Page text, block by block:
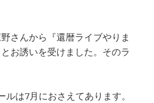
さんから『還暦ライブやりま
お誘いを受けました。そのラ
は7月におさえてあります。